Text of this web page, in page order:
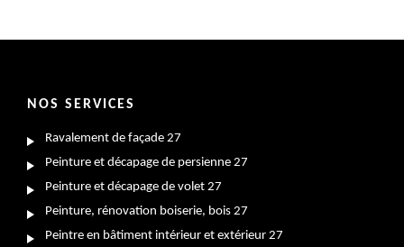
NOS SERVICES
Ravalement de façade 27
Peinture et décapage de persienne 27
Peinture et décapage de volet 27
Peinture, rénovation boiserie, bois 27
Peintre en bâtiment intérieur et extérieur 27